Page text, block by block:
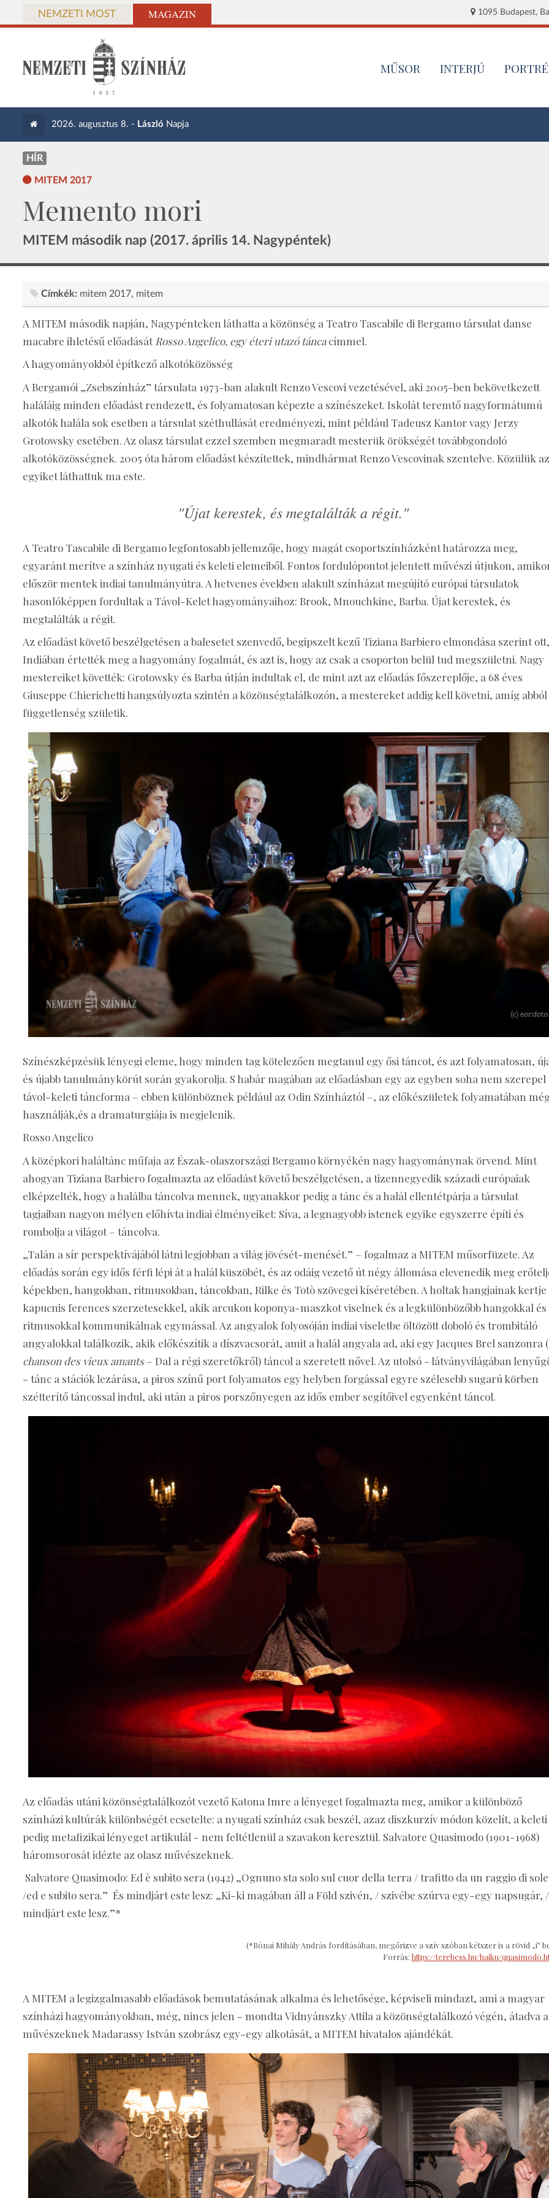
NEMZETI MOST MAGAZIN 1095 Budapest,
MŰSOR INTERJÚ PORTRÉ
2026. augusztus 8. - László Napja
HÍR
MITEM 2017
Memento mori
MITEM második nap (2017. április 14. Nagypéntek)
Címkék: mitem 2017 mitem
A MITEM második napján, Nagypénteken láthatta a közönség a Teatro Tascabile di Bergamo társulat danse
macabre ihletésű előadását Rosso Angelico, egy éteri utazó táncacímmel.
A hagyományokból építkező alkotóközösség
A Bergamói „Zsebszínház” társulata 1973-ban alakult Renzo Vescovi vezetésével, aki 2005-ben bekövetkezett
haláláig minden előadást rendezett, és folyamatosan képezte a színészeket. Iskolát teremtő nagyformátumú
alkotók halála sok esetben a társulat széthullását eredményezi, mint például Tadeusz Kantor vagy Jerzy
Grotowsky esetében. Az olasz társulat ezzel szemben megmaradt mesterük örökségét továbbgondoló
alkotóközösségnek. 2005 óta három előadást készítettek, mindhármat Renzo Vescovinak szentelve. Közülük az
egyiket láthattuk ma este.
"Újat kerestek, és megtalálták a régit."
A Teatro Tascabile di Bergamo legfontosabb jellemzője, hogy magát csoportszínházként határozza meg,
egyaránt merítve a színház nyugati és keleti elemeiből. Fontos fordulópontot jelentett művészi útjukon,
először mentek indiai tanulmányútra. A hetvenes években alakult színházat megújító európai társulatok
hasonlóképpen fordultak a Távol-Kelet hagyományaihoz: Brook, Mnouchkine, Barba. Újat kerestek, és
megtalálták a régit.
Az előadást követő beszélgetésen a balesetet szenvedő, begipszelt kezű Tiziana Barbiero elmondása szerint ott,
Indiában értették meg a hagyomány fogalmát, és azt is, hogy az csak a csoporton belül tud megszületni. Nagy
mestereiket követték: Grotowsky és Barba útján indultak el, de mint azt az előadás főszereplője, a 68 éves
Giuseppe Chierichetti hangsúlyozta szintén a közönségtalálkozón, a mestereket addig kell követni, amíg abból
függetlenség születik.
Színészképzésük lényegi eleme, hogy minden tag kötelezően megtanul egy ősi táncot, és azt folyamatosan,
és újabb tanulmánykörút során gyakorolja. S habár magában az előadásban egy az egyben soha nem szerepel
távol-keleti táncforma – ebben különböznek például az Odin Színháztól –, az előkészületek folyamatában
használják,és a dramaturgiája is megjelenik.
Rosso Angelico
A középkori haláltánc műfaja az Észak-olaszországi Bergamo környékén nagy hagyománynak örvend. Mint
ahogyan Tiziana Barbiero fogalmazta az előadást követő beszélgetésen, a tizennegyedik századi európaiak
elképzelték, hogy a halálba táncolva mennek, ugyanakkor pedig a tánc és a halál ellentétpárja a társulat
tagjaiban nagyon mélyen előhívta indiai élményeiket: Síva, a legnagyobb istenek egyike egyszerre építi és
rombolja a világot – táncolva.
„Talán a sír perspektívájából látni legjobban a világ jövését-menését.” – fogalmaz a MITEM műsorfüzete. Az
előadás során egy idős férfi lépi át a halál küszöbét, és az odáig vezető út négy állomása elevenedik meg
képekben, hangokban, ritmusokban, táncokban, Rilke és Totò szövegei kíséretében. A holtak hangjainak kertje
kapucnis ferences szerzetesekkel, akik arcukon koponya-maszkot viselnek és a legkülönbözőbb hangokkal és
ritmusokkal kommunikálnak egymással. Az angyalok folyosóján indiai viseletbe öltözött doboló és trombitáló
angyalokkal találkozik, akik előkészítik a díszvacsorát, amit a halál angyala ad, aki egy Jacques Brel sanzonra (
chanson des vieux amants– Dal a régi szeretőkről) táncol a szeretett nővel. Az utolsó - látványvilágában
- tánc a stációk lezárása, a piros színű port folyamatos egy helyben forgással egyre szélesebb sugarú körben
szétterítő táncossal indul, aki után a piros porszőnyegen az idős ember segítőivel egyenként táncol.
Az előadás utáni közönségtalálkozót vezető Katona Imre a lényeget fogalmazta meg, amikor a különböző
színházi kultúrák különbségét ecsetelte: a nyugati színház csak beszél, azaz diszkurzív módon közelít, a keleti
pedig metafizikai lényeget artikulál - nem feltétlenül a szavakon keresztül. Salvatore Quasimodo (1901-1968)
háromsorosát idézte az olasz művészeknek.
Salvatore Quasimodo: Ed è subito sera (1942) „Ognuno sta solo sul cuor della terra / trafitto da un raggio di
/ed e subito sera.” És mindjárt este lesz: „Ki-ki magában áll a Föld szivén, / szivébe szúrva egy-egy napsugár,
mindjárt este lesz.”*
(*Rónai Mihály András fordításában, megőrizve a szív szóban kétszer is a rövid „i”
Forrás: https://terebess.hu/haiku/
A MITEM a legizgalmasabb előadások bemutatásának alkalma és lehetősége, képviseli mindazt, ami a magyar
színházi hagyományokban, még, nincs jelen - mondta Vidnyánszky Attila a közönségtalálkozó végén, átadva a
művészeknek Madarassy István szobrász egy-egy alkotását, a MITEM hivatalos ajándékát.